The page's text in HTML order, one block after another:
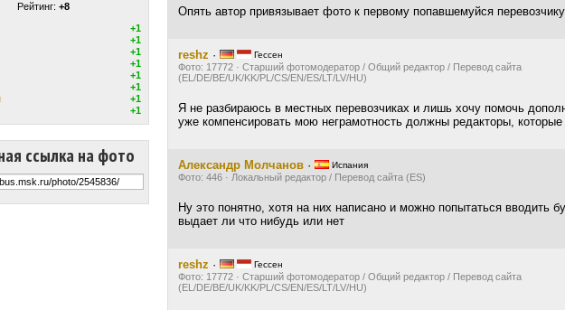
Рейтинг: +8
+1
+1
+1
+1
+1
+1
+1
+1
ссылка на фото
Опять автор привязывает фото к первому попавшемуйся
reshz · Гессен
Фото: 17772 · Старший фотомодератор / Общий редактор / Перевод сайта
(EL/DE/BE/UK/KK/PL/CS/EN/ES/LT/LV/HU)
Я не разбираюсь в местных перевозчиках и лишь хочу помочь
уже компенсировать мою неграмотность должны редакторы,
Александр Молчанов · Испания
Фото: 446 · Локальный редактор / Перевод сайта (ES)
Ну это понятно, хотя на них написано и можно попытаться вводить
выдает ли что нибудь или нет
reshz · Гессен
Фото: 17772 · Старший фотомодератор / Общий редактор / Перевод сайта
(EL/DE/BE/UK/KK/PL/CS/EN/ES/LT/LV/HU)